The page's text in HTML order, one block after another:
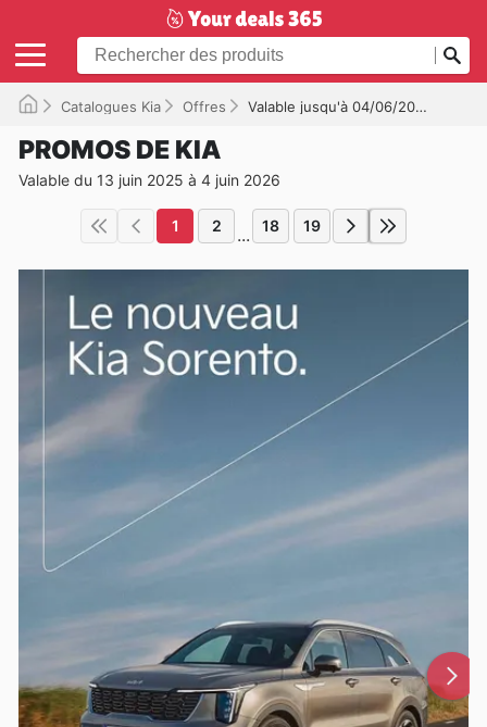
Catalogues Kia Offres Valable jusqu'à 04/06/2026
PROMOS DE KIA
Valable du 13 juin 2025 à 4 juin 2026
1 2 ... 18 19